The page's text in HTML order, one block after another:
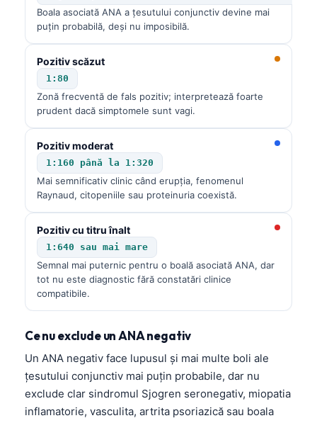
Boala asociată ANA a țesutului conjunctiv devine mai
puțin probabilă, deși nu imposibilă.
Pozitiv scăzut
1:80
Zonă frecventă de fals pozitiv; interpretează foarte
prudent dacă simptomele sunt vagi.
Pozitiv moderat
1:160 până la 1:320
Mai semnificativ clinic când erupția, fenomenul
Raynaud, citopeniile sau proteinuria coexistă.
Pozitiv cu titru înalt
1:640 sau mai mare
Semnal mai puternic pentru o boală asociată ANA, dar
tot nu este diagnostic fără constatări clinice
compatibile.
Ce nu exclude unANAnegativ
Un ANA negativ face lupusul și mai multe boli ale
țesutului conjunctiv mai puțin probabile, dar nu
exclude clar sindromul Sjogren seronegativ, miopatia
inflamatorie, vasculita, artrita psoriazică sau boala